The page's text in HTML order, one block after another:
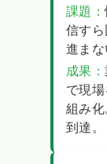
課題：
信す
進まな
成果：
で現
組み
到達。